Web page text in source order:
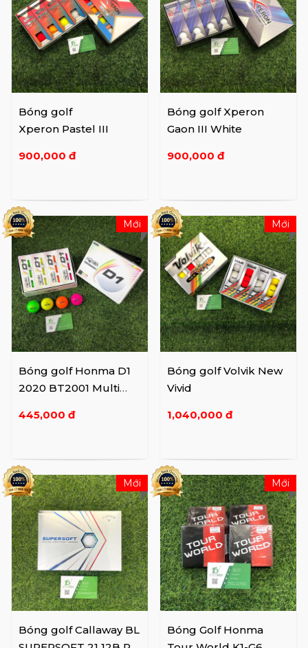
Bóng golf
Xperon Pastel III
900,000 đ
Bóng golf Xperon
Gaon III White
900,000 đ
Bóng golf Honma D1
2020 BT2001 Multi
445,000 đ
Mới
Bóng golf Volvik New
Vivid
1,040,000 đ
Mới
Bóng golf Callaway BL
Mới
Bóng Golf Honma
Mới